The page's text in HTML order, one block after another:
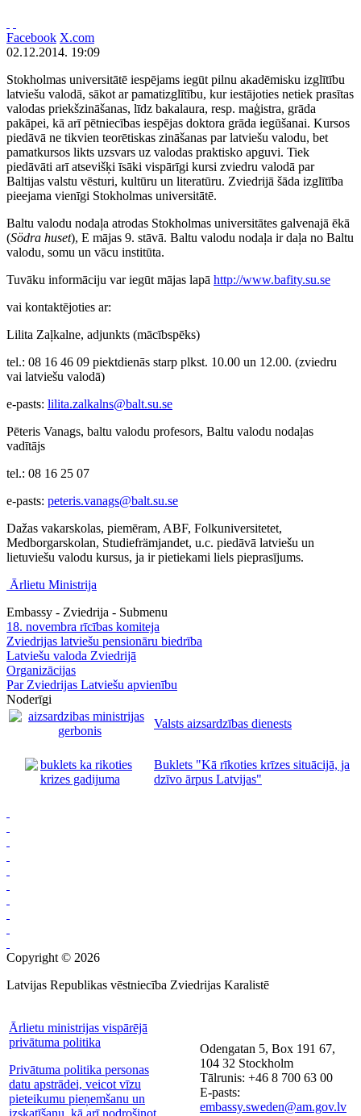
Facebook X.com
02.12.2014. 19:09
Stokholmas universitātē iespējams iegūt pilnu akadēmisku izglītību
latviešu valodā, sākot ar pamatizglītību, kur iestājoties netiek prasītas
valodas priekšzināšanas, līdz bakalaura, resp. maģistra, grāda
pakāpei, kā arī pētniecības iespējas doktora grāda iegūšanai. Kursos
piedāvā ne tikvien teorētiskas zināšanas par latviešu valodu, bet
pamatkursos likts uzsvars uz valodas praktisko apguvi. Tiek
piedāvāti arī atsevišķi īsāki vispārīgi kursi zviedru valodā par
Baltijas valstu vēsturi, kultūru un literatūru. Zviedrijā šāda izglītība
pieejama vienīgi Stokholmas universitātē.
Baltu valodu nodaļa atrodas Stokholmas universitātes galvenajā ēkā
(Södra huset), E mājas 9. stāvā. Baltu valodu nodaļa ir daļa no Baltu
valodu, somu un vācu institūta.
Tuvāku informāciju var iegūt mājas lapā http://www.bafity.su.se
vai kontaktējoties ar:
Lilita Zaļkalne, adjunkts (mācībspēks)
tel.: 08 16 46 09 piektdienās starp plkst. 10.00 un 12.00. (zviedru
vai latviešu valodā)
e-pasts: lilita.zalkalns@balt.su.se
Pēteris Vanags, baltu valodu profesors, Baltu valodu nodaļas
vadītājs
tel.: 08 16 25 07
e-pasts: peteris.vanags@balt.su.se
Dažas vakarskolas, piemēram, ABF, Folkuniversitetet,
Medborgarskolan, Studiefrämjandet, u.c. piedāvā latviešu un
lietuviešu valodu kursus, ja ir pietiekami liels pieprasījums.
Ārlietu Ministrija
Embassy - Zviedrija - Submenu
18. novembra rīcības komiteja
Zviedrijas latviešu pensionāru biedrība
Latviešu valoda Zviedrijā
Organizācijas
Par Zviedrijas Latviešu apvienību
Noderīgi
Valsts aizsardzības dienests
Buklets "Kā rīkoties krīzes situācijā, ja
dzīvo ārpus Latvijas"
Copyright © 2026
Latvijas Republikas vēstniecība Zviedrijas Karalistē
Ārlietu ministrijas vispārējā
privātuma politika
Privātuma politika personas
datu apstrādei, veicot vīzu
pieteikumu pieņemšanu un
izskatīšanu, kā arī nodrošinot
Odengatan 5, Box 191 67,
104 32 Stockholm
Tālrunis: +46 8 700 63 00
E-pasts:
embassy.sweden@am.gov.lv